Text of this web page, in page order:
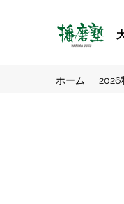
ホーム 2026